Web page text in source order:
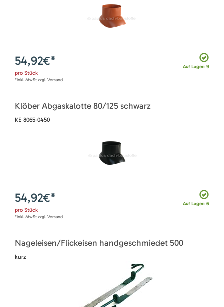
Auf Lager: 9
54,92€*
pro Stück
*inkl. MwSt zzgl. Versand
Klöber Abgaskalotte 80/125 schwarz
KE 8065-0450
Auf Lager: 6
54,92€*
pro Stück
*inkl. MwSt zzgl. Versand
Nageleisen/Flickeisen handgeschmiedet 500
kurz